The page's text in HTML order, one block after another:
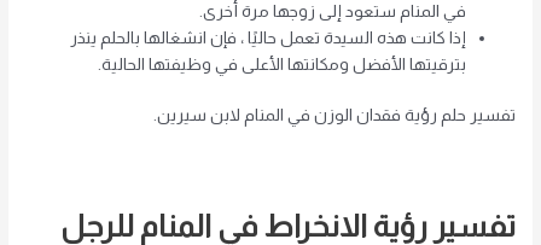
في المنام ستعود إلى زوجها مرة أخرى.
إذا كانت هذه السيدة تعمل حاليًا ، فإن انشغالها بالحلم ينذر
بترقيتها الأفضل ومكانتها الأعلى في وظيفتها الحالية.
تفسير حلم رؤية فقدان الوزن في المنام لابن سيرين.
تفسير رؤية الانخراط في المنام للرجل